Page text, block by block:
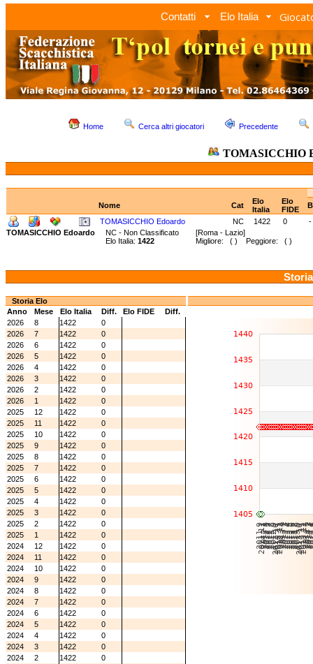
Contatti Elo Italia
Home Cerca altri giocatori Precedente
TOMASICCHIO
Nome Cat
Elo
Italia
Elo
FIDE
TOMASICCHIO Edoardo
NC 1422 0
-
TOMASICCHIO Edoardo
NC - Non Classificato [Roma - Lazio]
Elo Italia: 1422 Migliore: ( ) Peggiore: ( )
Storia Elo
Anno
Mese Elo Italia Diff. Elo FIDE
Diff.
2026
8 1422
0
2026
7 1422
0
2026
6 1422
0
2026
5 1422
0
2026
4 1422
0
2026
3 1422
0
2026
2 1422
0
2026
1 1422
0
2025
12 1422
0
2025
11 1422
0
2025
10 1422
0
2025
9 1422
0
2025
8 1422
0
2025
7 1422
0
2025
6 1422
0
2025
5 1422
0
2025
4 1422
0
2025
3 1422
0
2025
2 1422
0
2025
1 1422
0
2024
12 1422
0
2024
11 1422
0
2024
10 1422
0
2024
9 1422
0
2024
8 1422
0
2024
7 1422
0
2024
6 1422
0
2024
5 1422
0
2024
4 1422
0
2024
3 1422
0
2024
2 1422
0